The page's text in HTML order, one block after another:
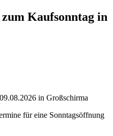
Kaufsonntag in
in Großschirma
für eine Sonntagsöffnung